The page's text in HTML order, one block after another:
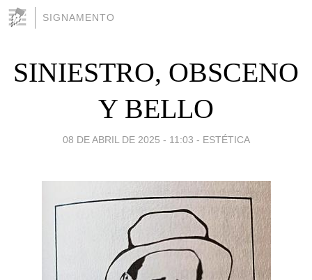
SIGNAMENTO
SINIESTRO, OBSCENO
Y BELLO
08 DE ABRIL DE 2025 - 11:03 - ESTÉTICA